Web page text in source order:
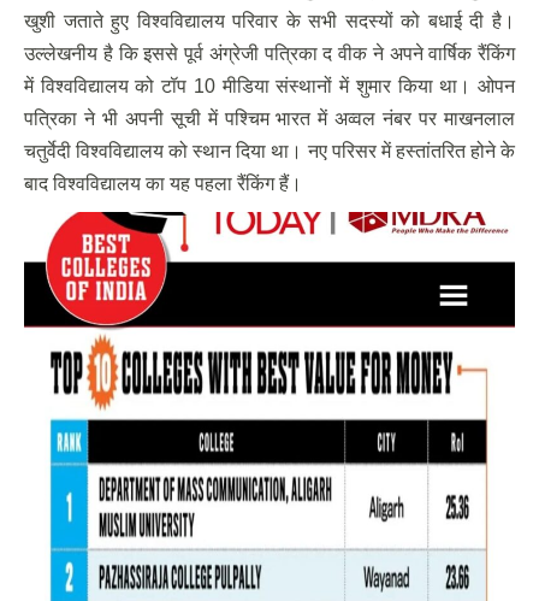
खुशी जताते हुए विश्वविद्यालय परिवार के सभी सदस्यों को बधाई दी है।
उल्लेखनीय है कि इससे पूर्व अंग्रेजी पत्रिका द वीक ने अपने वार्षिक रैंकिंग
में विश्वविद्यालय को टॉप 10 मीडिया संस्थानों में शुमार किया था। ओपन
पत्रिका ने भी अपनी सूची में पश्चिम भारत में अव्वल नंबर पर माखनलाल
चतुर्वेदी विश्वविद्यालय को स्थान दिया था। नए परिसर में हस्तांतरित होने के
बाद विश्वविद्यालय का यह पहला रैंकिंग हैं।